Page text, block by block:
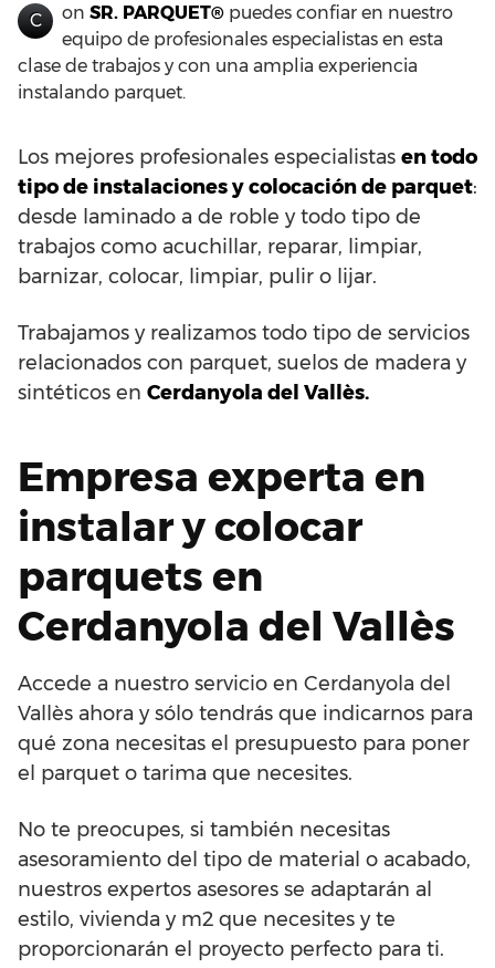
C on SR. PARQUET® puedes confiar en nuestro
equipo de profesionales especialistas en esta
clase de trabajos y con una amplia experiencia
instalando parquet.
Los mejores profesionales especialistas en todo
tipo de instalaciones y colocación de parquet:
desde laminado a de roble y todo tipo de
trabajos como acuchillar, reparar, limpiar,
barnizar, colocar, limpiar, pulir o lijar.
Trabajamos y realizamos todo tipo de servicios
relacionados con parquet, suelos de madera y
sintéticos en Cerdanyola del Vallès.
Empresa experta en
instalar y colocar
parquets en
Cerdanyola del Vallès
Accede a nuestro servicio en Cerdanyola del
Vallès ahora y sólo tendrás que indicarnos para
qué zona necesitas el presupuesto para poner
el parquet o tarima que necesites.
No te preocupes, si también necesitas
asesoramiento del tipo de material o acabado,
nuestros expertos asesores se adaptarán al
estilo, vivienda y m2 que necesites y te
proporcionarán el proyecto perfecto para ti.